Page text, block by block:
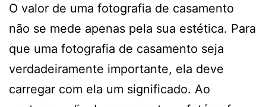
O valor de uma fotografia de casamento
não se mede apenas pela sua estética. Para
que uma fotografia de casamento seja
verdadeiramente importante, ela deve
carregar com ela um significado. Ao